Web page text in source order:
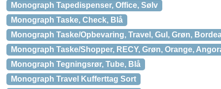
Monograph Tapedispenser, Office, Sølv
Monograph Taske, Check, Blå
Monograph Taske/Opbevaring, Travel, Gul, Grøn,
Monograph Taske/Shopper, RECY, Grøn, Orange,
Monograph Tegningsrør, Tube, Blå
Monograph Travel Kufferttag Sort